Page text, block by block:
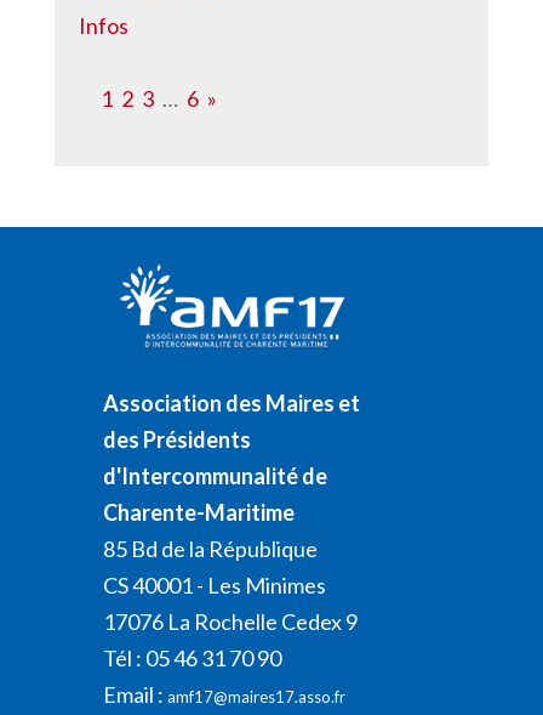
Infos
1 2 3 … 6 »
Association des Maires et
des Présidents
d'Intercommunalité de
Charente-Maritime
85 Bd de la République
CS 40001 - Les Minimes
17076 La Rochelle Cedex 9
Tél : 05 46 31 70 90
Email : amf17@maires17.asso.fr